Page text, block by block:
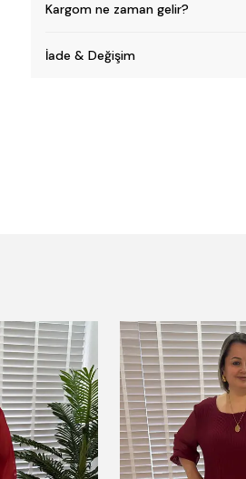
Kargom ne zaman gelir?
İade & Değişim